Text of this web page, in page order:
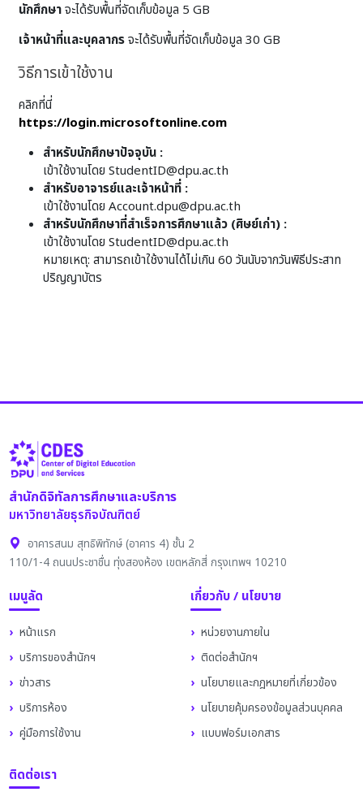
นักศึกษาจะได้รับพื้นที่จัดเก็บข้อมูล 5 GB
เจ้าหน้าที่และบุคลากรจะได้รับพื้นที่จัดเก็บข้อมูล 30 GB
วิธีการเข้าใช้งาน
คลิกที่นี่
https://login.microsoftonline.com
สำหรับนักศึกษาปัจจุบัน :
เข้าใช้งานโดย StudentID@dpu.ac.th
สำหรับอาจารย์และเจ้าหน้าที่ :
เข้าใช้งานโดย Account.dpu@dpu.ac.th
สำหรับนักศึกษาที่สำเร็จการศึกษาแล้ว (ศิษย์เก่า) :
เข้าใช้งานโดย StudentID@dpu.ac.th
หมายเหตุ: สามารถเข้าใช้งานได้ไม่เกิน 60 วันนับจากวันพิธีประสาท
ปริญญาบัตร
สำนักดิจิทัลการศึกษาและบริการ
มหาวิทยาลัยธุรกิจบัณฑิตย์
อาคารสนม สุทธิพิทักษ์ (อาคาร 4) ชั้น 2
110/1-4 ถนนประชาชื่น ทุ่งสองห้อง เขตหลักสี่ กรุงเทพฯ 10210
เมนูลัด
หน้าแรก
บริการของสำนักฯ
ข่าวสาร
บริการห้อง
คู่มือการใช้งาน
เกี่ยวกับ / นโยบาย
หน่วยงานภายใน
ติดต่อสำนักฯ
นโยบายและกฎหมายที่เกี่ยวข้อง
นโยบายคุ้มครองข้อมูลส่วนบุคคล
แบบฟอร์มเอกสาร
ติดต่อเรา